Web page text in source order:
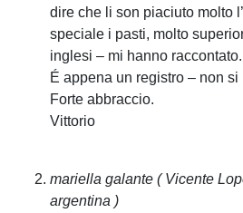
dire che li son piaciuto molto
speciale i pasti, molto
inglesi – mi hanno raccontato.
É appena un registro – non si
Forte abbraccio.
Vittorio
mariella galante ( Vicente
argentina )